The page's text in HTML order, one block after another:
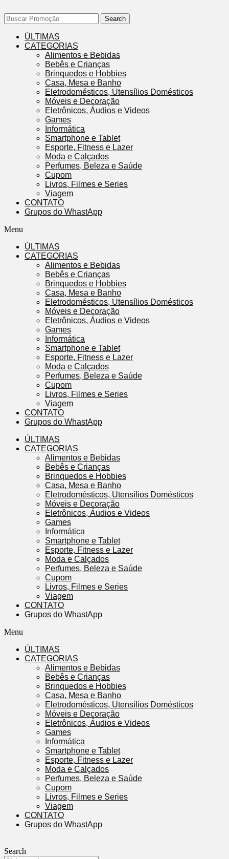
Search
ÚLTIMAS
CATEGORIAS
Alimentos e Bebidas
Bebês e Crianças
Brinquedos e Hobbies
Casa, Mesa e Banho
Eletrodomésticos, Utensílios Domésticos
Móveis e Decoração
Eletrônicos, Áudios e Videos
Games
Informática
Smartphone e Tablet
Esporte, Fitness e Lazer
Moda e Calçados
Perfumes, Beleza e Saúde
Cupom
Livros, Filmes e Series
Viagem
CONTATO
Grupos do WhastApp
Menu
ÚLTIMAS
CATEGORIAS
Alimentos e Bebidas
Bebês e Crianças
Brinquedos e Hobbies
Casa, Mesa e Banho
Eletrodomésticos, Utensílios Domésticos
Móveis e Decoração
Eletrônicos, Áudios e Videos
Games
Informática
Smartphone e Tablet
Esporte, Fitness e Lazer
Moda e Calçados
Perfumes, Beleza e Saúde
Cupom
Livros, Filmes e Series
Viagem
CONTATO
Grupos do WhastApp
ÚLTIMAS
CATEGORIAS
Alimentos e Bebidas
Bebês e Crianças
Brinquedos e Hobbies
Casa, Mesa e Banho
Eletrodomésticos, Utensílios Domésticos
Móveis e Decoração
Eletrônicos, Áudios e Videos
Games
Informática
Smartphone e Tablet
Esporte, Fitness e Lazer
Moda e Calçados
Perfumes, Beleza e Saúde
Cupom
Livros, Filmes e Series
Viagem
CONTATO
Grupos do WhastApp
Menu
ÚLTIMAS
CATEGORIAS
Alimentos e Bebidas
Bebês e Crianças
Brinquedos e Hobbies
Casa, Mesa e Banho
Eletrodomésticos, Utensílios Domésticos
Móveis e Decoração
Eletrônicos, Áudios e Videos
Games
Informática
Smartphone e Tablet
Esporte, Fitness e Lazer
Moda e Calçados
Perfumes, Beleza e Saúde
Cupom
Livros, Filmes e Series
Viagem
CONTATO
Grupos do WhastApp
Search